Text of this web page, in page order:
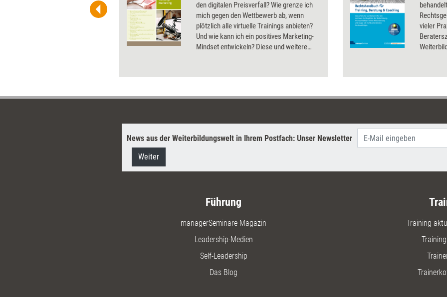
den digitalen Preisverfall? Wie grenze ich
mich gegen den Wettbewerb ab, wenn
plötzlich alle virtuelle Trainings anbieten?
Und wie kann ich ein positives Marketing-
Mindset entwickeln? Diese und weitere
vieler
was im
News aus der Weiterbildungswelt in Ihrem Postfach: Unser Newsletter
Weiter
Führung
managerSeminare Magazin
Leadership-Medien
Self-Leadership
Das Blog
Training